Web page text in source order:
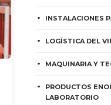
INSTALACIONES
LOGÍSTICA DEL
MAQUINARIA Y
PRODUCTOS
LABORATORIO